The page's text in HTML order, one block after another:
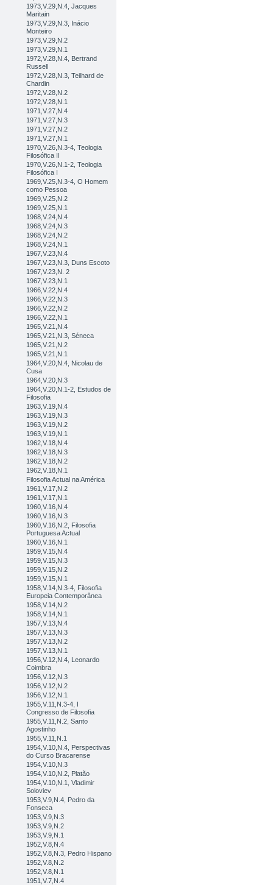
1973,V.29,N.4, Jacques
Maritain
1973,V.29,N.3, Inácio
Monteiro
1973,V.29,N.2
1973,V.29,N.1
1972,V.28,N.4, Bertrand
Russell
1972,V.28,N.3, Teilhard de
Chardin
1972,V.28,N.2
1972,V.28,N.1
1971,V.27,N.4
1971,V.27,N.3
1971,V.27,N.2
1971,V.27,N.1
1970,V.26,N.3-4, Teologia
Filosófica II
1970,V.26,N.1-2, Teologia
Filosófica I
1969,V.25,N.3-4, O Homem
como Pessoa
1969,V.25,N.2
1969,V.25,N.1
1968,V.24,N.4
1968,V.24,N.3
1968,V.24,N.2
1968,V.24,N.1
1967,V.23,N.4
1967,V.23,N.3, Duns Escoto
1967,V.23,N. 2
1967,V.23,N.1
1966,V.22,N.4
1966,V.22,N.3
1966,V.22,N.2
1966,V.22,N.1
1965,V.21,N.4
1965,V.21,N.3, Séneca
1965,V.21,N.2
1965,V.21,N.1
1964,V.20,N.4, Nicolau de
Cusa
1964,V.20,N.3
1964,V.20,N.1-2, Estudos de
Filosofia
1963,V.19,N.4
1963,V.19,N.3
1963,V.19,N.2
1963,V.19,N.1
1962,V.18,N.4
1962,V.18,N.3
1962,V.18,N.2
1962,V.18,N.1
Filosofia Actual na América
1961,V.17,N.2
1961,V.17,N.1
1960,V.16,N.4
1960,V.16,N.3
1960,V.16,N.2, Filosofia
Portuguesa Actual
1960,V.16,N.1
1959,V.15,N.4
1959,V.15,N.3
1959,V.15,N.2
1959,V.15,N.1
1958,V.14,N.3-4, Filosofia
Europeia Contemporânea
1958,V.14,N.2
1958,V.14,N.1
1957,V.13,N.4
1957,V.13,N.3
1957,V.13,N.2
1957,V.13,N.1
1956,V.12,N.4, Leonardo
Coimbra
1956,V.12,N.3
1956,V.12,N.2
1956,V.12,N.1
1955,V.11,N.3-4, I
Congresso de Filosofia
1955,V.11,N.2, Santo
Agostinho
1955,V.11,N.1
1954,V.10,N.4, Perspectivas
do Curso Bracarense
1954,V.10,N.3
1954,V.10,N.2, Platão
1954,V.10,N.1, Vladimir
Soloviev
1953,V.9,N.4, Pedro da
Fonseca
1953,V.9,N.3
1953,V.9,N.2
1953,V.9,N.1
1952,V.8,N.4
1952,V.8,N.3, Pedro Hispano
1952,V.8,N.2
1952,V.8,N.1
1951,V.7,N.4